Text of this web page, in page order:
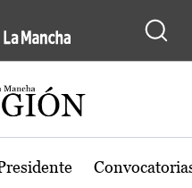
de Castilla-